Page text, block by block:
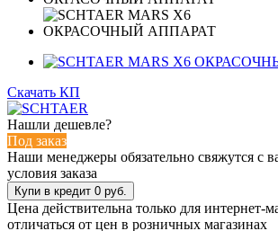
Скачать КП
Нашли дешевле?
Под заказ
Наши менеджеры обязательно свяжутся с
условия заказа
Цена действительна только для интернет-
отличаться от цен в розничных магазинах